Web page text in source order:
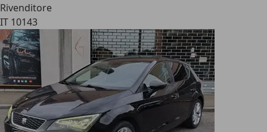
Rivenditore
IT 10143